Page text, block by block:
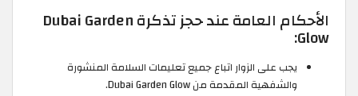
الأحكام العامة عند حجز تذكرة Dubai Garden
Glow:
يجب على الزوار اتباع جميع تعليمات السلامة المنشورة
والشفهية المقدمة من Dubai Garden Glow.